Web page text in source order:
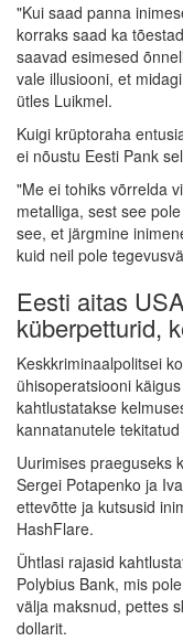
"Kui saad panna
korraks saad ka
saavad esimesed
vale illusiooni, et
ütles Luikmel.
Kuigi krüptoraha
ei nõustu Eesti Pank
"Me ei tohiks võrrelda
metalliga, sest see
see, et järgmine
kuid neil pole
Eesti aitas
küberpetturid,
Keskkriminaalpolitsei
ühisoperatsiooni
kahtlustatakse
kannatanutele
Uurimises praeguseks
Sergei Potapenko ja
ettevõtte ja kutsusid
HashFlare.
Ühtlasi rajasid
Polybius Bank, mis
välja maksnud, pettes
dollarit.